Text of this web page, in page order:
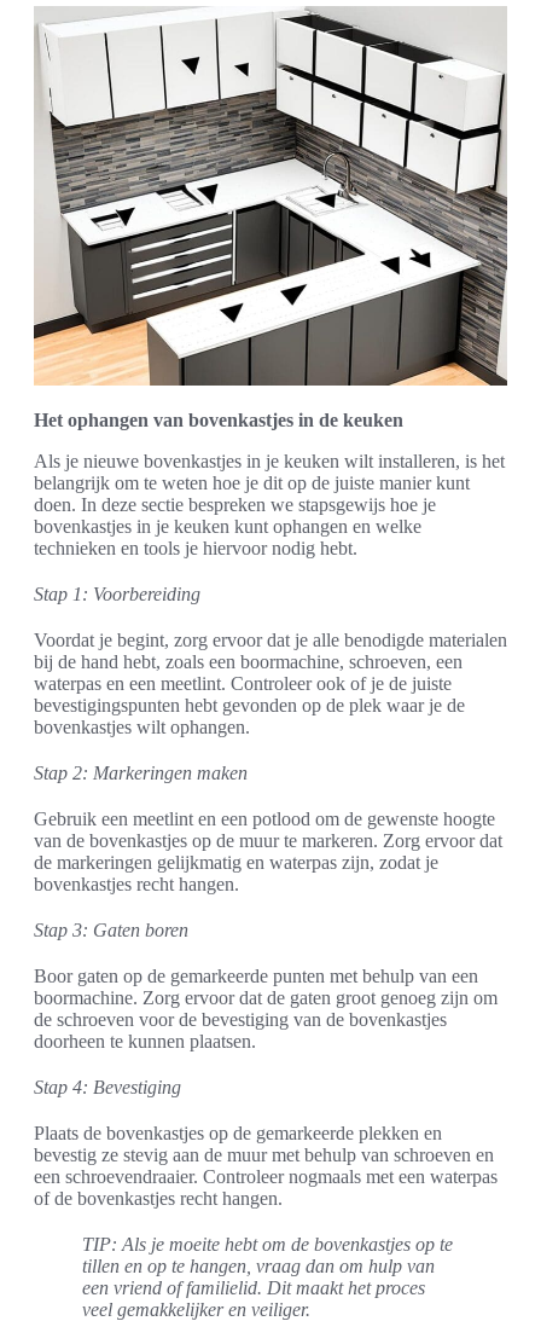
Het ophangen van bovenkastjes in de keuken
Als je nieuwe bovenkastjes in je keuken wilt installeren, is het
belangrijk om te weten hoe je dit op de juiste manier kunt
doen. In deze sectie bespreken we stapsgewijs hoe je
bovenkastjes in je keuken kunt ophangen en welke
technieken en tools je hiervoor nodig hebt.
Stap 1: Voorbereiding
Voordat je begint, zorg ervoor dat je alle benodigde materialen
bij de hand hebt, zoals een boormachine, schroeven, een
waterpas en een meetlint. Controleer ook of je de juiste
bevestigingspunten hebt gevonden op de plek waar je de
bovenkastjes wilt ophangen.
Stap 2: Markeringen maken
Gebruik een meetlint en een potlood om de gewenste hoogte
van de bovenkastjes op de muur te markeren. Zorg ervoor dat
de markeringen gelijkmatig en waterpas zijn, zodat je
bovenkastjes recht hangen.
Stap 3: Gaten boren
Boor gaten op de gemarkeerde punten met behulp van een
boormachine. Zorg ervoor dat de gaten groot genoeg zijn om
de schroeven voor de bevestiging van de bovenkastjes
doorheen te kunnen plaatsen.
Stap 4: Bevestiging
Plaats de bovenkastjes op de gemarkeerde plekken en
bevestig ze stevig aan de muur met behulp van schroeven en
een schroevendraaier. Controleer nogmaals met een waterpas
of de bovenkastjes recht hangen.
TIP: Als je moeite hebt om de bovenkastjes op te
tillen en op te hangen, vraag dan om hulp van
een vriend of familielid. Dit maakt het proces
veel gemakkelijker en veiliger.